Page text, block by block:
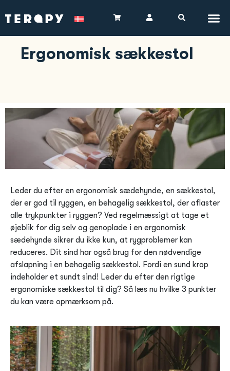
Ergonomisk sækkestol
Leder du efter en ergonomisk sædehynde, en sækkestol,
der er god til ryggen, en behagelig sækkestol, der aflaster
alle trykpunkter i ryggen? Ved regelmæssigt at tage et
øjeblik for dig selv og genoplade i en ergonomisk
sædehynde sikrer du ikke kun, at rygproblemer kan
reduceres. Dit sind har også brug for den nødvendige
afslapning i en behagelig sækkestol. Fordi en sund krop
indeholder et sundt sind! Leder du efter den rigtige
ergonomiske sækkestol til dig? Så læs nu hvilke 3 punkter
du kan være opmærksom på.